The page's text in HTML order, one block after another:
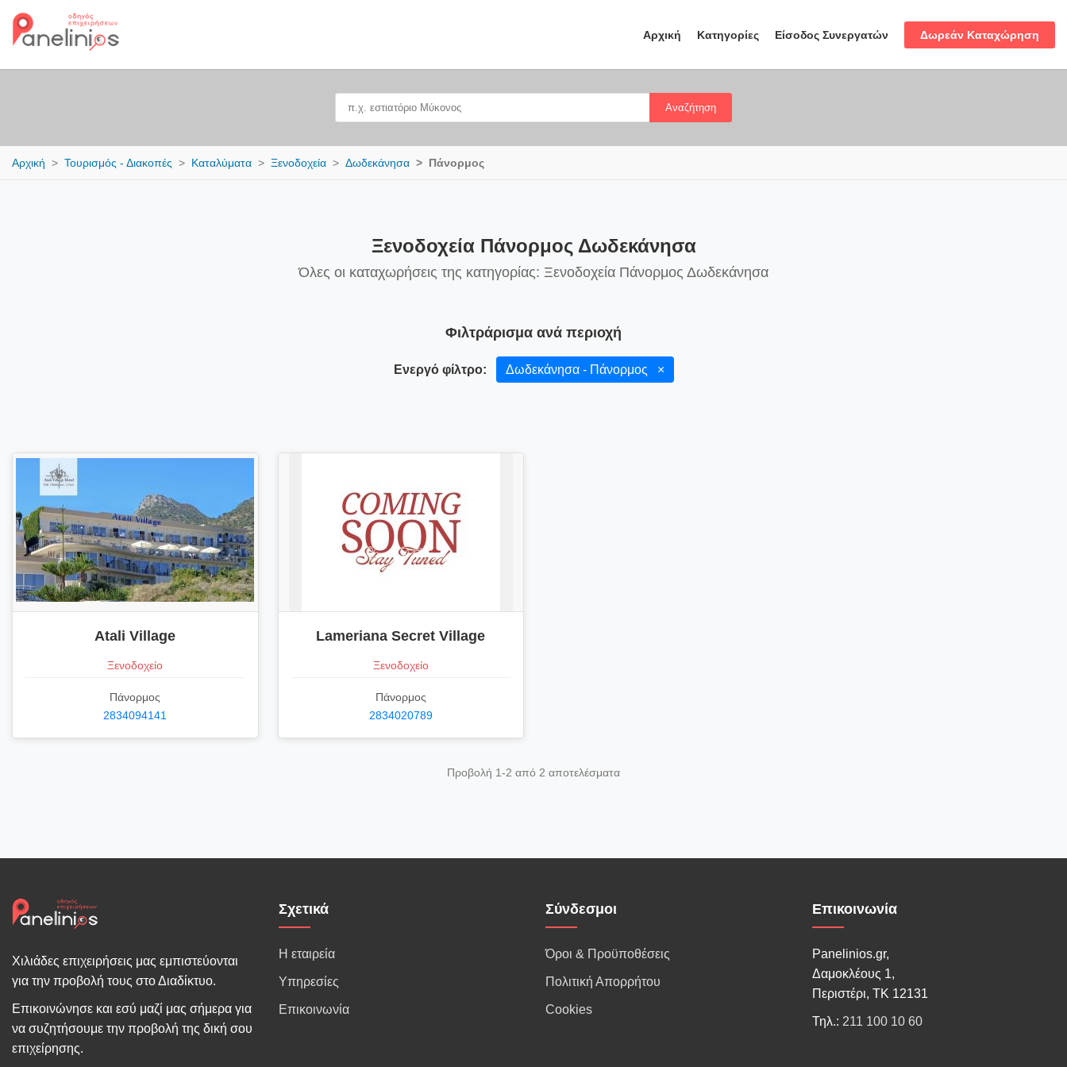
Αρχική Κατηγορίες Είσοδος Συνεργατών Δωρεάν Καταχώρηση
Αναζήτηση
Αρχική Τουρισμός - Διακοπές Καταλύματα Ξενοδοχεία Δωδεκάνησα Πάνορμος
Ξενοδοχεία Πάνορμος Δωδεκάνησα
Όλες οι καταχωρήσεις της κατηγορίας: Ξενοδοχεία Πάνορμος Δωδεκάνησα
Φιλτράρισμα ανά περιοχή
Ενεργό φίλτρο: Δωδεκάνησα - Πάνορμος ×
Atali Village
Ξενοδοχείο
Πάνορμος
2834094141
Lameriana Secret Village
Ξενοδοχείο
Πάνορμος
2834020789
Προβολή 1-2 από 2 αποτελέσματα
Χιλιάδες επιχειρήσεις μας εμπιστεύονται
για την προβολή τους στο Διαδίκτυο.
Επικοινώνησε και εσύ μαζί μας σήμερα για
να συζητήσουμε την προβολή της δική σου
επιχείρησης.
Σχετικά
Η εταιρεία
Υπηρεσίες
Επικοινωνία
Σύνδεσμοι
Όροι & Προϋποθέσεις
Πολιτική Απορρήτου
Cookies
Επικοινωνία
Panelinios.gr,
Δαμοκλέους 1,
Περιστέρι, ΤΚ 12131
Τηλ.: 211 100 10 60